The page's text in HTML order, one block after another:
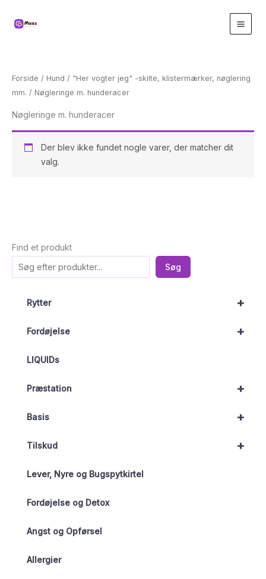
Find et produkt
Søg
+
Rytter
+
Fordøjelse
LIQUIDs
+
Præstation
+
Basis
+
Tilskud
Lever, Nyre og Bugspytkirtel
Fordøjelse og Detox
Angst og Opførsel
Allergier
Forside / Hund / "Her vogter jeg" -skilte, klistermærker, nøglering
mm. / Nøgleringe m. hunderacer
Nøgleringe m. hunderacer
Der blev ikke fundet nogle varer, der matcher dit
valg.